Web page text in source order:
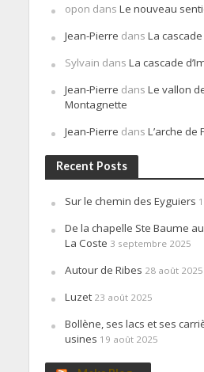
opon dans Le nouveau
Jean-Pierre dans La
Sylvain dans La cascade
Jean-Pierre dans Le vallon
Montagnette
Jean-Pierre dans L’arche de
Recent Posts
Sur le chemin des Eyguiers
De la chapelle Ste Baume
La Coste 3 septembre 2025
Autour de Ribes 28 août 2025
Luzet 23 août 2025
Bollène, ses lacs et ses
usines 19 août 2025